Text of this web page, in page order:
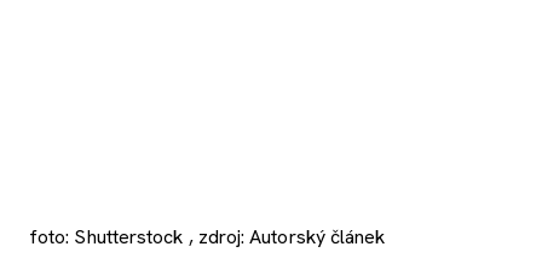
foto: Shutterstock , zdroj: Autorský článek